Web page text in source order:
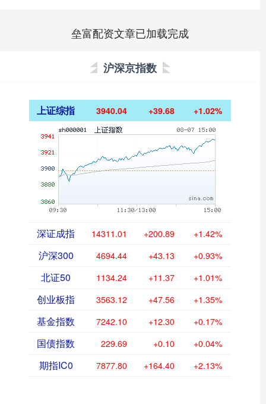
垒富配资文章已加载完成
沪深京指数
上证综指 3940.04 +39.68 +1.02%
深证成指 14311.01 +200.89 +1.42%
沪深300 4694.44 +43.13 +0.93%
北证50 1134.24 +11.37 +1.01%
创业板指 3563.12 +47.56 +1.35%
基金指数 7242.10 +12.30 +0.17%
国债指数 229.69 +0.10 +0.04%
期指IC0 7877.80 +164.40 +2.13%